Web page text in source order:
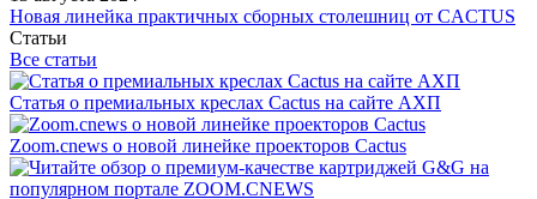
Новая линейка практичных сборных столешниц от CACTUS
Статьи
Все статьи
Статья о премиальных креслах Cactus на сайте АХП
Zoom.cnews о новой линейке проекторов Cactus